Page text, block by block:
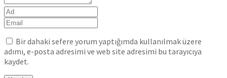
Bir dahaki sefere yorum yaptığımda kullanılmak üzere
adımı, e-posta adresimi ve web site adresimi bu tarayıcıya
kaydet.